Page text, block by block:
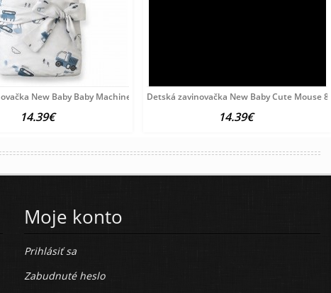
New Baby Baby Machines 80x80 cm podľa obrázku
14.39€
Detská zavinovačka New Baby Cute Mouse
14.39€
Moje konto
Prihlásiť sa
Zabudnuté heslo